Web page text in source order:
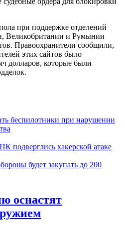
при поддержке отделений
Великобритании и Румынии
Правоохранители сообщили,
этих сайтов было
долларов, которые были
беспилотники при нарушении
подверглись хакерской атаке
будет закупать до 200
оснастят